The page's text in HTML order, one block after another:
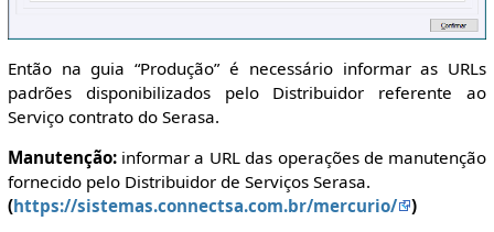
Então na guia “Produção” é necessário informar as URLs
padrões disponibilizados pelo Distribuidor referente ao
Serviço contrato do Serasa.
Manutenção:informar a URL das operações de manutenção
fornecido pelo Distribuidor de Serviços Serasa.
(https://sistemas.connectsa.com.br/mercurio/
)